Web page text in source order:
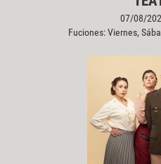
07/08/
Fuciones: Viernes,